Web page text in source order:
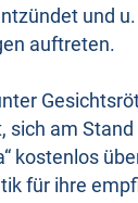
und
auftreten.
sich am
kostenlos
für ihre